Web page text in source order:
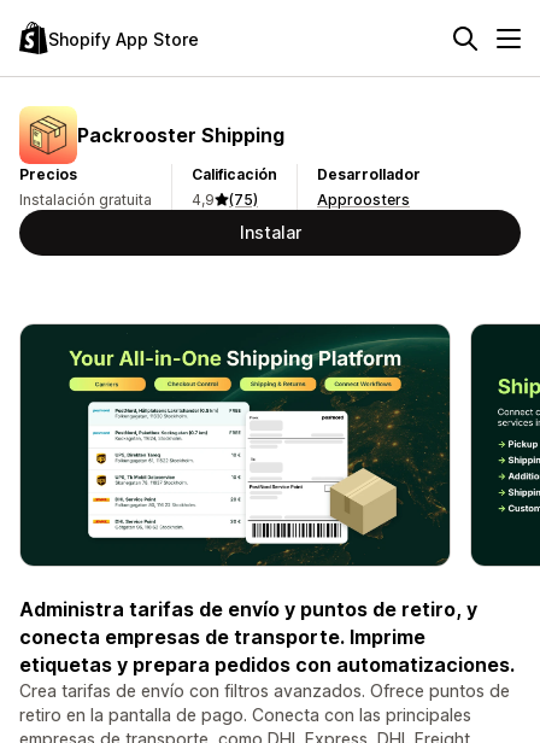
Shopify App Store
Packrooster Shipping
Precios
Instalación gratuita
Calificación
4,9
(75)
Desarrollador
Approosters
Instalar
Administra tarifas de envío y puntos de retiro, y
conecta empresas de transporte. Imprime
etiquetas y prepara pedidos con automatizaciones.
Crea tarifas de envío con filtros avanzados. Ofrece puntos de
retiro en la pantalla de pago. Conecta con las principales